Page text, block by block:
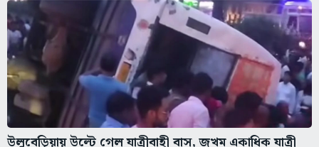
উলুবেড়িয়ায় উল্টে গেল যাত্রীবাহী বাস, জখম একাধিক যাত্রী